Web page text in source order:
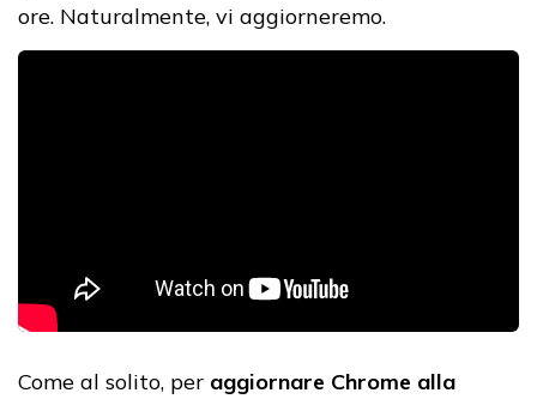
ore. Naturalmente, vi aggiorneremo.
Come al solito, per aggiornare Chrome alla